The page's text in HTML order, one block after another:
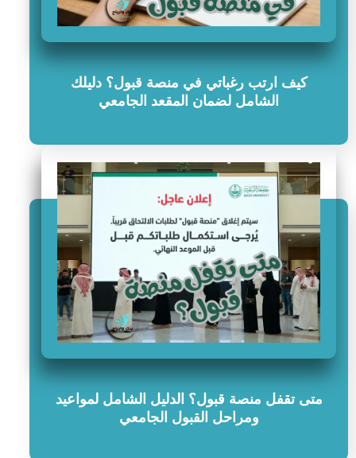
كيف ارتب رغباتي في منصة قبول؟ دليلك
الشامل لضمان المقعد الجامعي
متى تقفل منصة قبول؟ الدليل الشامل لمواعيد
ومراحل القبول الجامعي